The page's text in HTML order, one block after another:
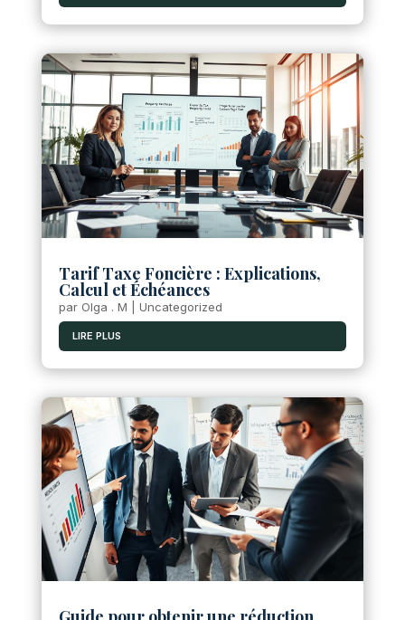
Tarif Taxe Foncière : Explications,
Calcul et Échéances
par Olga . M Uncategorized
LIRE PLUS